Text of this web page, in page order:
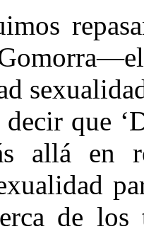
que
allá en
de